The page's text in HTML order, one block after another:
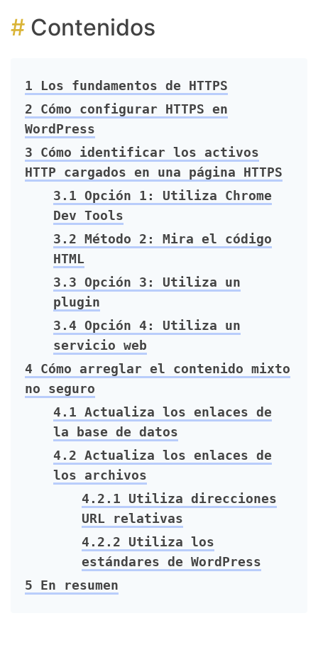
Contenidos
1 Los fundamentos de HTTPS
2 Cómo configurar HTTPS en
WordPress
3 Cómo identificar los activos
HTTP cargados en una página HTTPS
3.1 Opción 1: Utiliza Chrome
Dev Tools
3.2 Método 2: Mira el código
HTML
3.3 Opción 3: Utiliza un
plugin
3.4 Opción 4: Utiliza un
servicio web
4 Cómo arreglar el contenido mixto
no seguro
4.1 Actualiza los enlaces de
la base de datos
4.2 Actualiza los enlaces de
los archivos
4.2.1 Utiliza direcciones
URL relativas
4.2.2 Utiliza los
estándares de WordPress
5 En resumen